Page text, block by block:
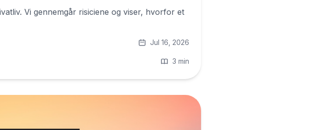
Vi gennemgår risiciene og viser, hvorfor et
Jul 16, 2026
3 min